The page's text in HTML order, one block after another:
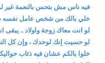
فيه ناس مش بتحس بالنعمة غير
خلي بالك من شخص عامل نفسه
لو انت معاك زوجة واولاد .. يبقى
لو حسيت إنك لوحدك ، وإن كل
خلوا بالكم عشان فيه ذئاب